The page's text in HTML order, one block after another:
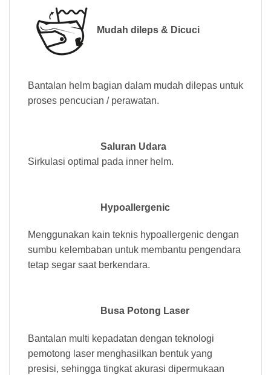
Mudah dileps & Dicuci
Bantalan helm bagian dalam mudah dilepas untuk
proses pencucian / perawatan.
Saluran Udara
Sirkulasi optimal pada inner helm.
Hypoallergenic
Menggunakan kain teknis hypoallergenic dengan
sumbu kelembaban untuk membantu pengendara
tetap segar saat berkendara.
Busa Potong Laser
Bantalan multi kepadatan dengan teknologi
pemotong laser menghasilkan bentuk yang
presisi, sehingga tingkat akurasi dipermukaan